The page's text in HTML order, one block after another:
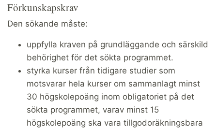
Förkunskapskrav
Den sökande måste:
uppfylla kraven på grundläggande och särskild
behörighet för det sökta programmet.
styrka kurser från tidigare studier som
motsvarar hela kurser om sammanlagt minst
30 högskolepoäng inom obligatoriet på det
sökta programmet, varav minst 15
högskolepoäng ska vara tillgodoräkningsbara